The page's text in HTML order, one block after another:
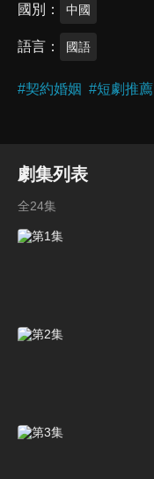
國別 中國
語言 國語
#契約婚姻 #短劇推薦
劇集列表
全24集